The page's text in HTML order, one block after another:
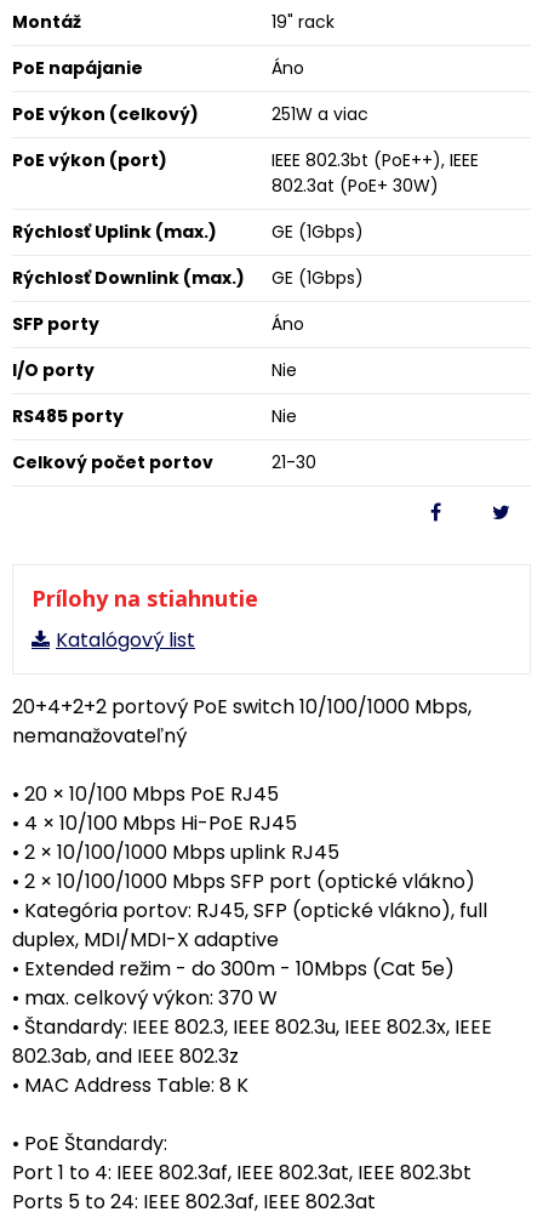
Montáž
19" rack
PoE napájanie
Áno
PoE výkon (celkový)
251W a viac
PoE výkon (port)
IEEE 802.3bt (PoE++), IEEE
802.3at (PoE+ 30W)
Rýchlosť Uplink (max.)
GE (1Gbps)
Rýchlosť Downlink (max.)
GE (1Gbps)
SFP porty
Áno
I/O porty
Nie
RS485 porty
Nie
Celkový počet portov
21-30
Prílohy na stiahnutie
Katalógový list
20+4+2+2 portový PoE switch 10/100/1000 Mbps,
nemanažovateľný
• 20 × 10/100 Mbps PoE RJ45
• 4 × 10/100 Mbps Hi-PoE RJ45
• 2 × 10/100/1000 Mbps uplink RJ45
• 2 × 10/100/1000 Mbps SFP port (optické vlákno)
• Kategória portov: RJ45, SFP (optické vlákno), full
duplex, MDI/MDI-X adaptive
• Extended režim - do 300m - 10Mbps (Cat 5e)
• max. celkový výkon: 370 W
• Štandardy: IEEE 802.3, IEEE 802.3u, IEEE 802.3x, IEEE
802.3ab, and IEEE 802.3z
• MAC Address Table: 8 K
• PoE Štandardy:
Port 1 to 4: IEEE 802.3af, IEEE 802.3at, IEEE 802.3bt
Ports 5 to 24: IEEE 802.3af, IEEE 802.3at